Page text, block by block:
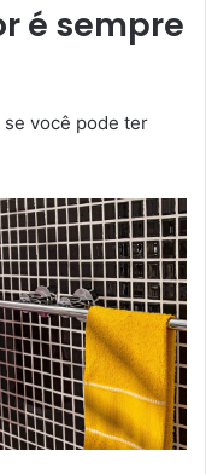
é sempre
você pode ter